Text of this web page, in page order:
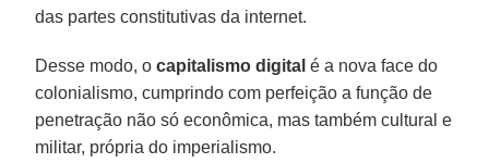
das partes constitutivas da internet.
Desse modo, ocapitalismo digital é a nova face do
colonialismo, cumprindo com perfeição a função de
penetração não só econômica, mas também cultural e
militar, própria do imperialismo.